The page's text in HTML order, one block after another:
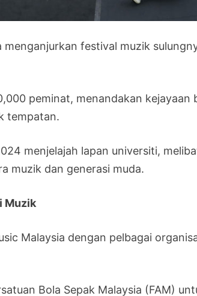
festival muzik
peminat, menandakan kejayaan
tempatan.
menjelajah lapan universiti,
muzik dan generasi muda.
Muzik
Malaysia dengan pelbagai
Bola Sepak Malaysia (FAM)